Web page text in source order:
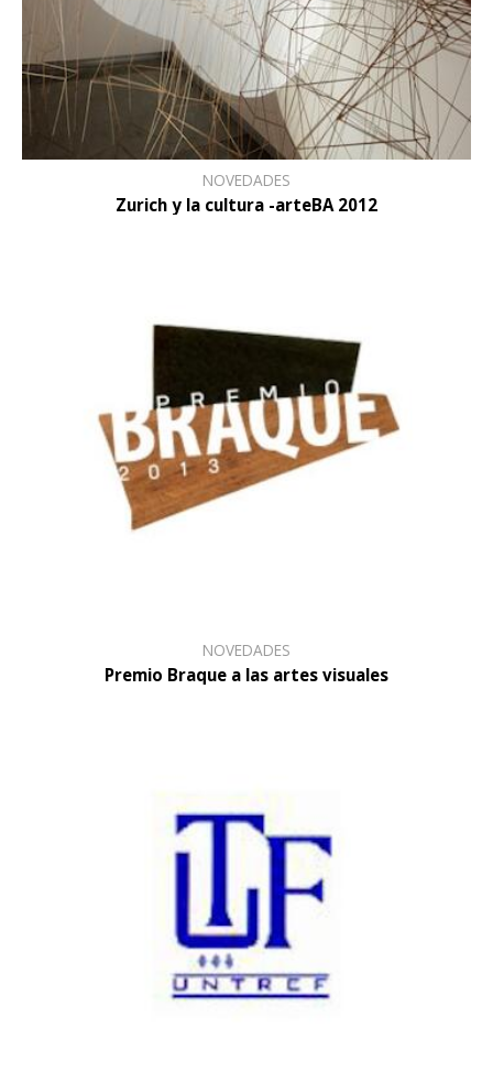
NOVEDADES
Zurich y la cultura -arteBA 2012
NOVEDADES
Premio Braque a las artes visuales